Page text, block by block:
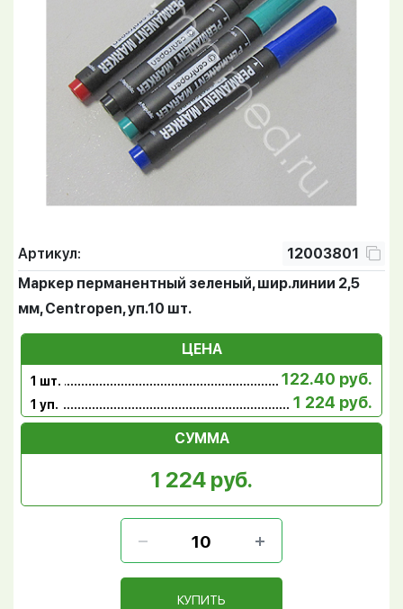
Артикул:
12003801
Маркер перманентный зеленый, шир.линии 2,5
мм, Centropen, уп.10 шт.
ЦЕНА
1 шт. 122.40 руб.
1 уп. 1 224 руб.
СУММА
1 224 руб.
КУПИТЬ